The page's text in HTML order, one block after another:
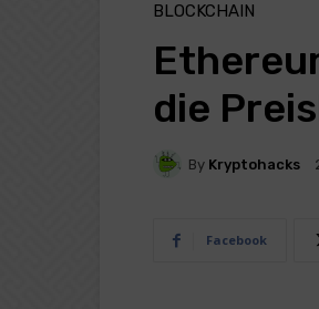
BLOCKCHAIN
die
By Kryptohacks
Facebook